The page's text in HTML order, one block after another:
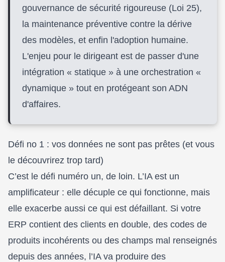
gouvernance de sécurité rigoureuse (Loi 25),
la maintenance préventive contre la dérive
des modèles, et enfin l'adoption humaine.
L'enjeu pour le dirigeant est de passer d'une
intégration « statique » à une orchestration «
dynamique » tout en protégeant son ADN
d'affaires.
Défi no 1 : vos données ne sont pas prêtes (et vous
le découvrirez trop tard)
C’est le défi numéro un, de loin. L’IA est un
amplificateur : elle décuple ce qui fonctionne, mais
elle exacerbe aussi ce qui est défaillant. Si votre
ERP contient des clients en double, des codes de
produits incohérents ou des champs mal renseignés
depuis des années, l’IA va produire des